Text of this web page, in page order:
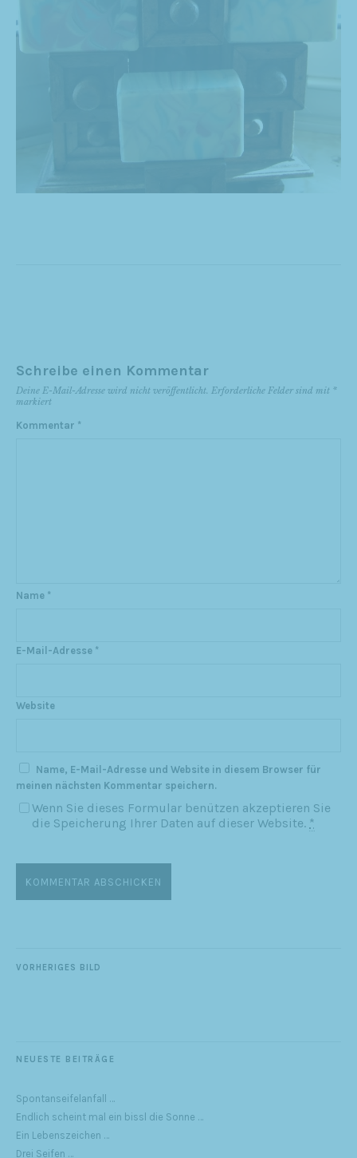
Schreibe einen Kommentar
Deine E-Mail-Adresse wird nicht veröffentlicht. Erforderliche Felder sind mit *
markiert
Kommentar *
Name *
E-Mail-Adresse *
Website
Name, E-Mail-Adresse und Website in diesem Browser für
meinen nächsten Kommentar speichern.
Wenn Sie dieses Formular benützen akzeptieren Sie
die Speicherung Ihrer Daten auf dieser Website. *
VORHERIGES BILD
NEUESTE BEITRÄGE
Spontanseifelanfall …
Endlich scheint mal ein bissl die Sonne …
Ein Lebenszeichen …
Drei Seifen …